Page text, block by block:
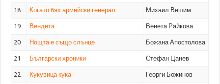
18 Когато бях армейски генерал Михаил Вешим
19 Вендета Венета Райкова
20 Нощта е също слънце Божана Апостолова
21 Български хроники Стефан Цанев
22 Кукувица кука Георги Божинов